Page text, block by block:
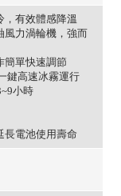
，有效體感降溫
風力渦輪機，強而
簡單快速調節
鍵高速冰霧運行
小時
長電池使用壽命